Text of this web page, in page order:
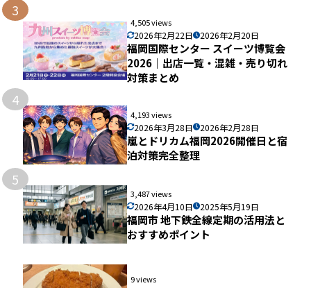
3
4,505 views
2026年2月22日 2026年2月20日
福岡国際センター スイーツ博覧会
2026｜出店一覧・混雑・売り切れ
対策まとめ
4
4,193 views
2026年3月28日 2026年2月28日
嵐とドリカム福岡2026開催日と宿
泊対策完全整理
5
3,487 views
2026年4月10日 2025年5月19日
福岡市 地下鉄全線定期の活用法と
おすすめポイント
9 views